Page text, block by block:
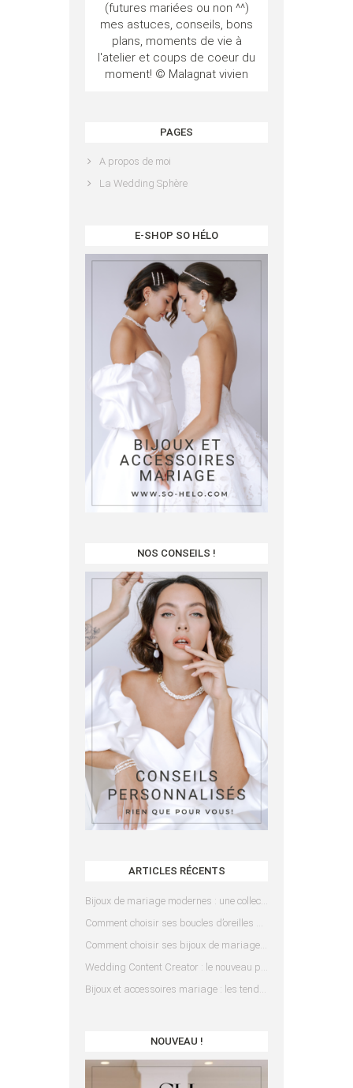
(futures mariées ou non ^^)
mes astuces, conseils, bons
plans, moments de vie à
l'atelier et coups de coeur du
moment! © Malagnat vivien
PAGES
A propos de moi
La Wedding Sphère
E-SHOP SO HÉLO
NOS CONSEILS !
ARTICLES RÉCENTS
NOUVEAU !